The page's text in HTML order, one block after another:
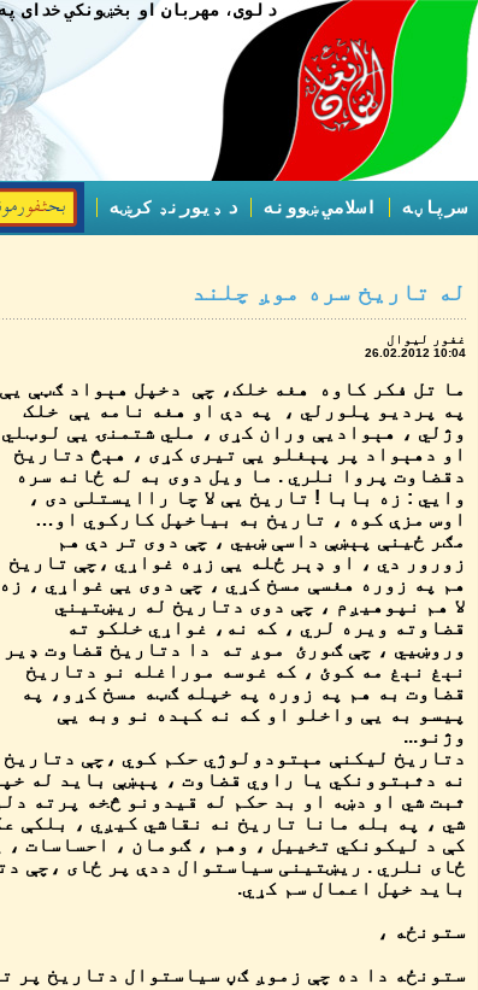
د لوی، مهربان او بخښونکي خدای
سرپاڼه اسلامي ښوونه د ډیورنډ کرښه
له تاریخ سره موږ چلند
غفور لیوال
26.02.2012 10:04
ما تل فکر کاوه هغه خلک، چې دخپل هېواد ګټې یې
په پردیو پلورلي ، په دې او هغه نامه یې خلک
وژلي ، هېوادیې وران کړی ، ملي شتمنۍ یې لوټلي
او دهېواد پر پېغلو یې تیری کړی ، هېڅ دتاریخ
دقضاوت پروا نلري . ما ویل دوی به له ځانه سره
وايي : زه بابا ! تاریخ یې لا چا راایستلی دی ،
اوس مزې کوه ، تاریخ به بیاخپل کارکوي او…
مګر ځینې پېښې داسې ښيي ، چې دوی تر دې هم
زورور دي ، او ډېر ځله یې زړه غواړي ،چې تاریخ
هم په زوره هغسې مسخ کړي ، چې دوی یې غواړي ، زه
لا هم نپوهیږم ، چې دوی دتاریخ له ریښتیني
قضاوته ویره لري ، که نه، غواړي خلکو ته
وروښیي ، چې ګورئ موږ ته دا دتاریخ قضاوت ډیر
نېغ نېغ مه کوئ ، که غوسه موراغله نو دتاریخ
قضاوت به هم په زوره په خپله ګټه مسخ کړو، په
پیسو به یې واخلو او که نه کېده نو وبه یې
وژنو...
دتاریخ لیکنې مېتودولوژي حکم کوي ،چې
نه دثبتوونکي یا راوي قضاوت ، پېښې باید له
ثبت شي او دښه او بد حکم له قیدونو څخه پرته
شي ، په بله مانا تاریخ نه نقاشي کیږي ، بلکې
کې د لیکونکي تخییل ، وهم ، ګومان ، احساسات
ځای نلري . ریښتینی سیاستوال ددې پر ځای ،چې
باید خپل اعمال سم کړي.
ستونځه ،
ستونځه دا ده چې زموږ ګڼ سیاستوال دتاریخ پر